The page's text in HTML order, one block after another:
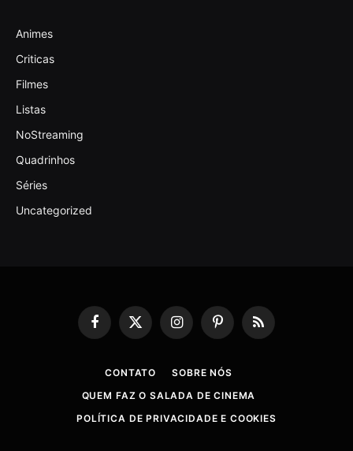
Animes
Criticas
Filmes
Listas
NoStreaming
Quadrinhos
Séries
Uncategorized
Facebook
X
InstagramPinterestRSS
CONTATO
SOBRE NÓS
QUEM FAZ O SALADA DE CINEMA
POLÍTICA DE PRIVACIDADE E COOKIES